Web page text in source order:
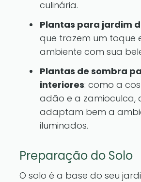
culinária.
Plantas para jardim
que trazem um toque
ambiente com sua
Plantas de sombra
interiores: como a
adão e a zamioculca,
adaptam bem a
iluminados.
Preparação do Solo
O solo é a base do seu